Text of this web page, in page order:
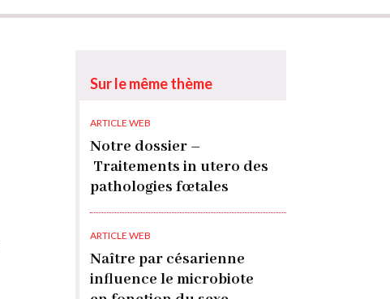
Sur le même thème
ARTICLE WEB
Notre dossier –
Traitements in utero des
pathologies fœtales
ARTICLE WEB
Naître par césarienne
influence le microbiote